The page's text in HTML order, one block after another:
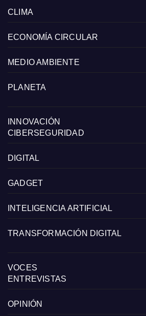
CLIMA
ECONOMÍA CIRCULAR
MEDIO AMBIENTE
PLANETA
INNOVACIÓN
CIBERSEGURIDAD
DIGITAL
GADGET
INTELIGENCIA ARTIFICIAL
TRANSFORMACIÓN DIGITAL
VOCES
ENTREVISTAS
OPINIÓN